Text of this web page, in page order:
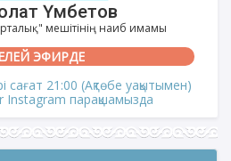
Үмбетов
мешітінің наиб имамы
ЭФИРДЕ
сағат 21:00 (Ақтөбе уақытымен)
Instagram парақшамызда